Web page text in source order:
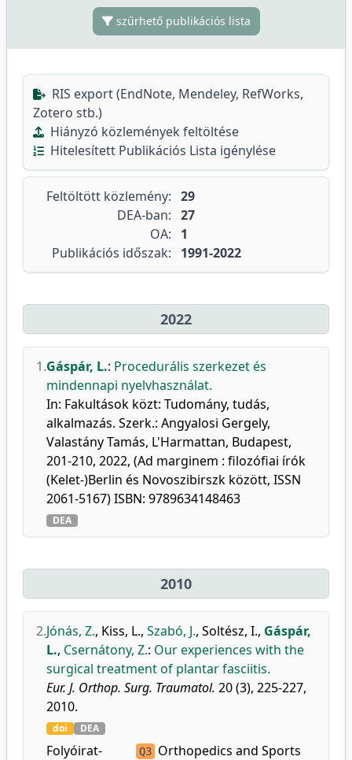
szűrhető publikációs lista
RIS export (EndNote, Mendeley, RefWorks,
Zotero stb.)
Hiányzó közlemények feltöltése
Hitelesített Publikációs Lista igénylése
Feltöltött közlemény: 29
DEA-ban: 27
OA:
1
Publikációs időszak:
1991-2022
2022
1.Gáspár, L.: Procedurális szerkezet és
mindennapi nyelvhasználat.
In: Fakultások közt: Tudomány, tudás,
alkalmazás. Szerk.: Angyalosi Gergely,
Valastány Tamás, L'Harmattan, Budapest,
201-210, 2022, (Ad marginem : filozófiai írók
(Kelet-)Berlin és Novoszibirszk között, ISSN
2061-5167) ISBN: 9789634148463
DEA
2010
2.Jónás, Z., Kiss, L., Szabó, J., Soltész, I., Gáspár,
L., Csernátony, Z.: Our experiences with the
surgical treatment of plantar fasciitis.
Eur. J. Orthop. Surg. Traumatol. 20 (3), 225-227,
2010.
doi DEA
Folyóirat-
Q3 Orthopedics and Sports